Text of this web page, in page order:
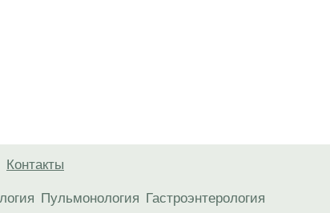
Контакты
Пульмонология Гастроэнтерология